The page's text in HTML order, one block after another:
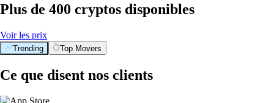
Plus de 400 cryptos disponibles
Voir les prix
Trending Top Movers
Ce que disent nos clients